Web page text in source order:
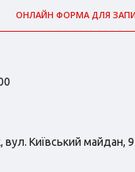
ОНЛАЙН ФОРМА ДЛЯ
вул. Київський майдан, 9